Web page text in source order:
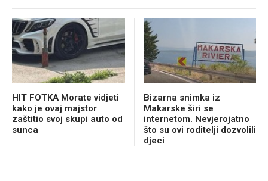
HIT FOTKA Morate vidjeti
kako je ovaj majstor
zaštitio svoj skupi auto od
sunca
Bizarna snimka iz
Makarske širi se
internetom. Nevjerojatno
što su ovi roditelji dozvolili
djeci